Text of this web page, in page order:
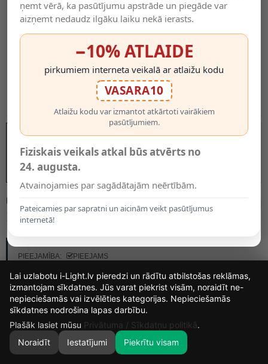
0
MODELIS:
12.99€
PIEEJAMĪBA:
PIEEJAMS
ņemt vērā, ka pasūtījumu apstrāde un piegāde var
aizņemt nedaudz ilgāku laiku nekā ierasts.
−10% ATLAIDE
pirkumiem interneta veikalā ar atlaižu kodu
VASARA10
Atlaižu kodu var izmantot atkārtoti vairākiem
pasūtījumiem.
Fiziskais veikals atkal būs atvērts no
24. augusta.
Atvainojamies par sagādātajām neērtībām.
Pateicamies par sapratni un aicinām veikt pasūtījumus
internetā!
16
DIENAS
16
STUNDAS
12
MIN.
48
Lai uzlabotu i-Light.lv pieredzi un rādītu atbilstošas reklāmas,
izmantojam sīkdatnes. Jūs varat piekrist visām, noraidīt ne-
nepieciešamās vai izvēlēties kategorijas. Nepieciešamās
sīkdatnes nodrošina lapas darbību.
Plašāk lasiet mūsu Privātuma / Sīkdatņu politikā.
Noraidīt
Iestatījumi Piekrītu visam